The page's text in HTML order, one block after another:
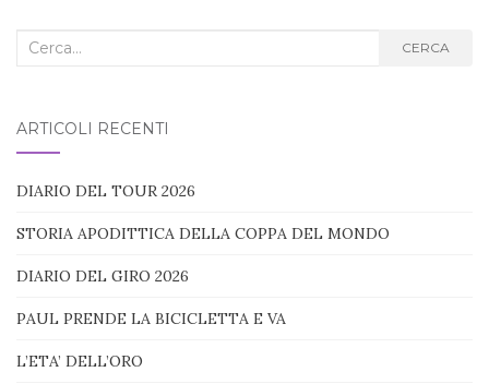
Cerca
CERCA
ARTICOLI RECENTI
DIARIO DEL TOUR 2026
STORIA APODITTICA DELLA COPPA DEL MONDO
DIARIO DEL GIRO 2026
PAUL PRENDE LA BICICLETTA E VA
L’ETA’ DELL’ORO